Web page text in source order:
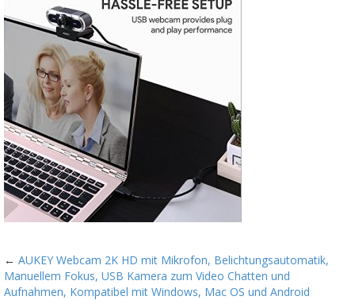
← AUKEY Webcam 2K HD mit Mikrofon, Belichtungsautomatik,
Manuellem Fokus, USB Kamera zum Video Chatten und
Aufnahmen, Kompatibel mit Windows, Mac OS und Android